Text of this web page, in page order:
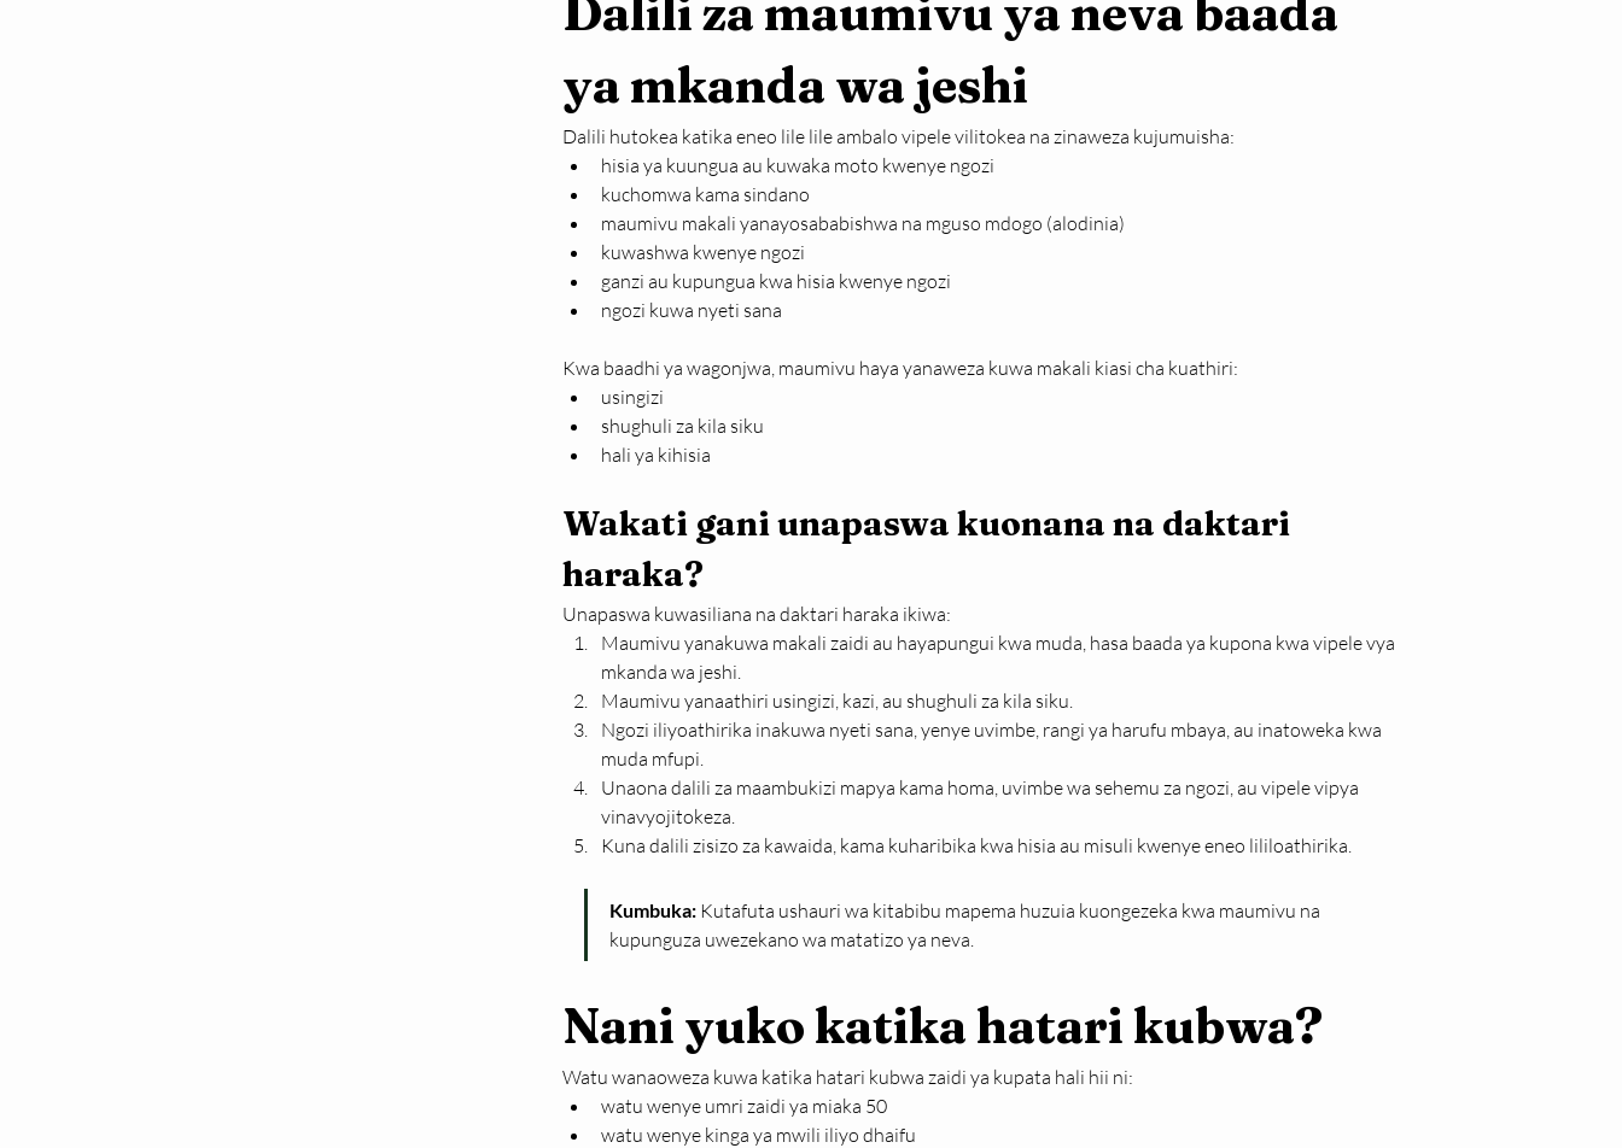
Dalili za maumivu ya neva baada
ya mkanda wa jeshi
Dalili hutokea katika eneo lile lile ambalo vipele vilitokea na zinaweza kujumuisha:
hisia ya kuungua au kuwaka moto kwenye ngozi
kuchomwa kama sindano
maumivu makali yanayosababishwa na mguso mdogo (alodinia)
kuwashwa kwenye ngozi
ganzi au kupungua kwa hisia kwenye ngozi
ngozi kuwa nyeti sana
Kwa baadhi ya wagonjwa, maumivu haya yanaweza kuwa makali kiasi cha kuathiri:
usingizi
shughuli za kila siku
hali ya kihisia
Wakati gani unapaswa kuonana na daktari
haraka?
Unapaswa kuwasiliana na daktari haraka ikiwa:
Maumivu yanakuwa makali zaidi au hayapungui kwa muda, hasa baada ya kupona kwa vipele vya
mkanda wa jeshi.
Maumivu yanaathiri usingizi, kazi, au shughuli za kila siku.
Ngozi iliyoathirika inakuwa nyeti sana, yenye uvimbe, rangi ya harufu mbaya, au inatoweka kwa
muda mfupi.
Unaona dalili za maambukizi mapya kama homa, uvimbe wa sehemu za ngozi, au vipele vipya
vinavyojitokeza.
Kuna dalili zisizo za kawaida, kama kuharibika kwa hisia au misuli kwenye eneo lililoathirika.
Kumbuka: Kutafuta ushauri wa kitabibu mapema huzuia kuongezeka kwa maumivu na
kupunguza uwezekano wa matatizo ya neva.
Nani yuko katika hatari kubwa?
Watu wanaoweza kuwa katika hatari kubwa zaidi ya kupata hali hii ni:
watu wenye umri zaidi ya miaka 50
watu wenye kinga ya mwili iliyo dhaifu